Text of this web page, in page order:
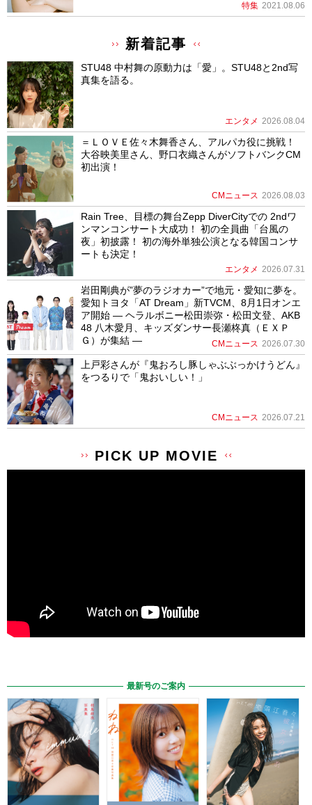
特集 2021.08.06
新着記事
STU48 中村舞の原動力は「愛」。STU48と2nd写
真集を語る。
エンタメ 2026.08.04
＝ＬＯＶＥ佐々木舞香さん、アルパカ役に挑戦！
大谷映美里さん、野口衣織さんがソフトバンクCM
初出演！
CMニュース 2026.08.03
Rain Tree、目標の舞台Zepp DiverCityでの 2ndワ
ンマンコンサート大成功！ 初の全員曲「台風の
夜」初披露！ 初の海外単独公演となる韓国コンサ
ートも決定！
エンタメ 2026.07.31
岩田剛典が”夢のラジオカー”で地元・愛知に夢を。
愛知トヨタ「AT Dream」新TVCM、8月1日オンエ
ア開始 ― ヘラルボニー松田崇弥・松田文登、AKB
48 八木愛月、キッズダンサー長瀬柊真（ＥＸＰ
Ｇ）が集結 ―
CMニュース 2026.07.30
上戸彩さんが『鬼おろし豚しゃぶぶっかけうどん』
をつるりで「鬼おいしい！」
CMニュース 2026.07.21
PICK UP MOVIE
最新号のご案内